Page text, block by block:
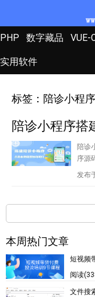
PHP 数字藏品 VUE-
实用软件
标签：陪诊小程序
陪诊小程序搭
陪诊
序源
发布
本周热门文章
短视频
阅读
文件搜